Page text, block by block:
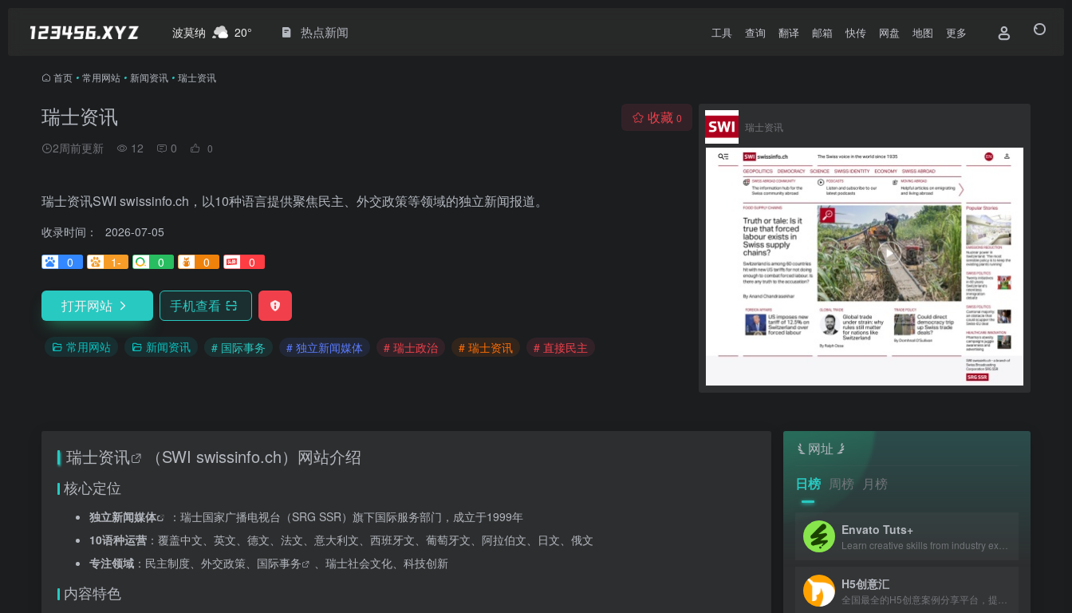
波莫纳 20° 热点新闻 工具 查询 翻译 邮箱 快传 网盘 地图 更多
首页 • 常用网站 • 新闻资讯 • 瑞士资讯
瑞士资讯
2周前更新 12 0 0
收藏 0
瑞士资讯SWI swissinfo.ch，以10种语言提供聚焦民主、外交政策等领域的独立新闻报道。
收录时间：
2026-07-05
0
1- 0 0 0
打开网站 手机查看
常用网站 新闻资讯 # 国际事务 # 独立新闻媒体 # 瑞士政治 # 瑞士资讯 # 直接民主
瑞士资讯
瑞士资讯 （SWI swissinfo.ch）网站介绍
核心定位
独立新闻媒体
：瑞士国家广播电视台（SRG SSR）旗下国际服务部门，成立于1999年
10语种运营 ：覆盖中文、英文、德文、法文、意大利文、西班牙文、葡萄牙文、阿拉伯文、日文、俄文
专注领域 ：民主制度、外交政策、 国际事务 、瑞士社会文化、科技创新
内容特色
网址
日榜 周榜 月榜
Envato Tuts+
H5创意汇